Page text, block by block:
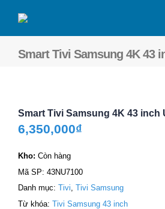
Smart Tivi Samsung 4K 43
Smart Tivi Samsung 4K 43 inch
6,350,000₫
Kho: Còn hàng
Mã SP: 43NU7100
Danh mục: Tivi, Tivi Samsung
Từ khóa: Tivi Samsung 43 inch